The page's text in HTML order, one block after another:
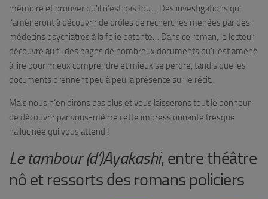
mémoire et prouver qu’il n’est pas fou… Des investigations qui
l’amèneront à découvrir de drôles de recherches menées par des
médecins psychiatres à la folie patente… Dans ce roman, le lecteur
découvre au fil des pages de nombreux documents qu’il est amené
à lire pour mieux comprendre et mieux se perdre, tandis que les
documents prennent peu à peu la présence sur le récit.
Mais nous n’en dirons pas plus et vous laisserons tout le bonheur
de découvrir par vous-même cette impressionnante fresque
hallucinée qui vous attend !
Le tambour (d’)Ayakashi, entre théâtre
nô et ressorts des romans policiers